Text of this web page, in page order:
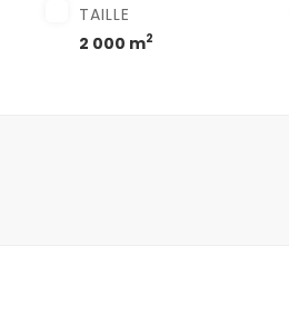
TAILLE
2 000 m2